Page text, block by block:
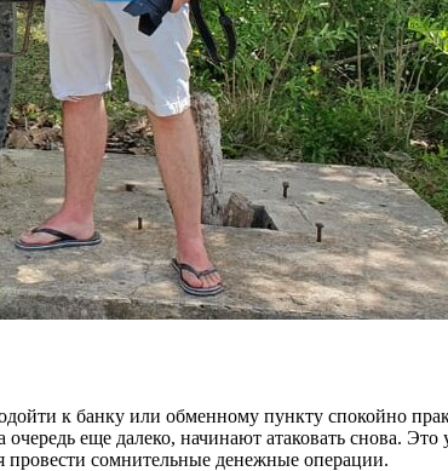
к банку или обменному пункту спокойно
еще далеко, начинают атаковать снова.
провести сомнительные денежные операции.